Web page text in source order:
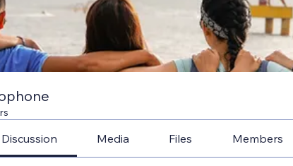
Discussion Media Files Members